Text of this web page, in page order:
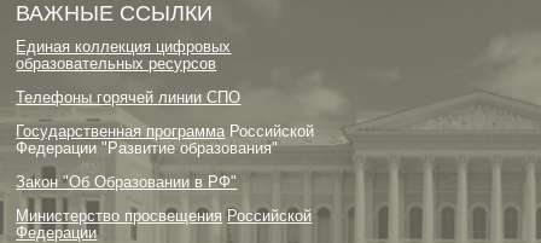
Единая коллекция цифровых
образовательных ресурсов
Телефоны горячей линии СПО
Государственная программаРоссийской
Федерации "Развитие образования"
Закон "Об Образовании в РФ"
Министерство просвещения Российской
Федерации
ВАЖНЫЕ ССЫЛКИ